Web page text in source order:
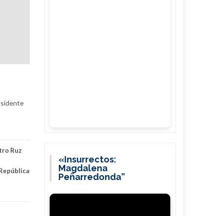
Ruz
«Insurrectos:
Magdalena
Peñarredonda”